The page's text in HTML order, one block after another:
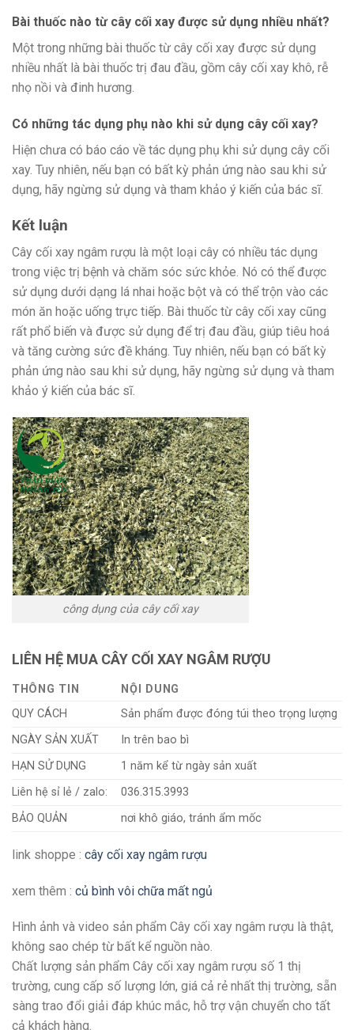
Bài thuốc nào từ cây cối xay được sử dụng nhiều nhất?
Một trong những bài thuốc từ cây cối xay được sử dụng
nhiều nhất là bài thuốc trị đau đầu, gồm cây cối xay khô, rễ
nhọ nồi và đinh hương.
Có những tác dụng phụ nào khi sử dụng cây cối xay?
Hiện chưa có báo cáo về tác dụng phụ khi sử dụng cây cối
xay. Tuy nhiên, nếu bạn có bất kỳ phản ứng nào sau khi sử
dụng, hãy ngừng sử dụng và tham khảo ý kiến ​​của bác sĩ.
Kết luận
Cây cối xay ngâm rượu là một loại cây có nhiều tác dụng
trong việc trị bệnh và chăm sóc sức khỏe. Nó có thể được
sử dụng dưới dạng lá nhai hoặc bột và có thể trộn vào các
món ăn hoặc uống trực tiếp. Bài thuốc từ cây cối xay cũng
rất phổ biến và được sử dụng để trị đau đầu, giúp tiêu hoá
và tăng cường sức đề kháng. Tuy nhiên, nếu bạn có bất kỳ
phản ứng nào sau khi sử dụng, hãy ngừng sử dụng và tham
khảo ý kiến ​​của bác sĩ.
công dụng của cây cối xay
LIÊN HỆ MUA CÂY CỐI XAY NGÂM RƯỢU
THÔNG TIN
NỘI DUNG
QUY CÁCH
Sản phẩm được đóng túi theo trọng lượng
NGÀY SẢN XUẤT
In trên bao bì
HẠN SỬ DỤNG
1 năm kể từ ngày sản xuất
Liên hệ sỉ lẻ / zalo:
036.315.3993
BẢO QUẢN
nơi khô giáo, tránh ẩm mốc
link shoppe : cây cối xay ngâm rượu
xem thêm : củ bình vôi chữa mất ngủ
Hình ảnh và video sản phẩm Cây cối xay ngâm rượu là thật,
không sao chép từ bất kể nguồn nào.
Chất lượng sản phẩm Cây cối xay ngâm rượu số 1 thị
trường, cung cấp số lượng lớn, giá cả rẻ nhất thị trường, sẵn
sàng trao đổi giải đáp khúc mắc, hỗ trợ vận chuyển cho tất
cả khách hàng.